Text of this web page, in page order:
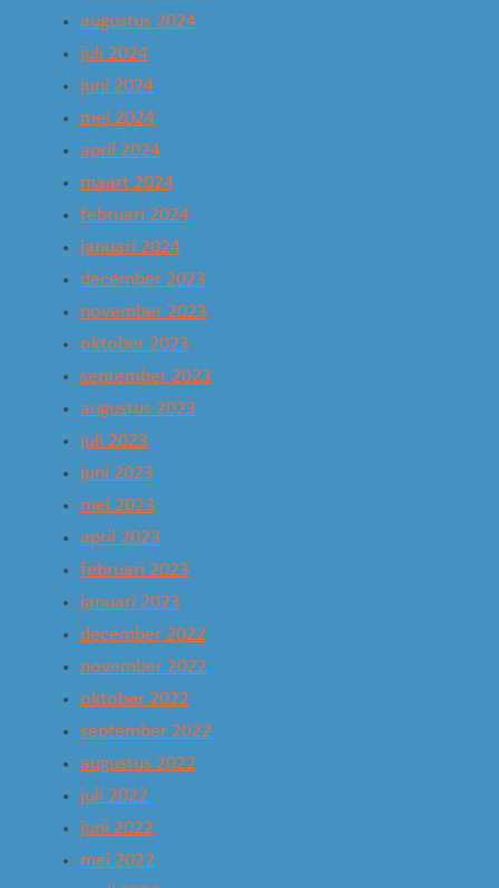
augustus 2024
juli 2024
juni 2024
mei 2024
april 2024
maart 2024
februari 2024
januari 2024
december 2023
november 2023
oktober 2023
september 2023
augustus 2023
juli 2023
juni 2023
mei 2023
april 2023
februari 2023
januari 2023
december 2022
november 2022
oktober 2022
september 2022
augustus 2022
juli 2022
juni 2022
mei 2022